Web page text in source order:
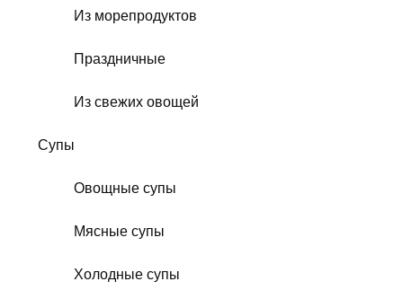
Из морепродуктов
Праздничные
Из свежих овощей
Супы
Овощные супы
Мясные супы
Холодные супы